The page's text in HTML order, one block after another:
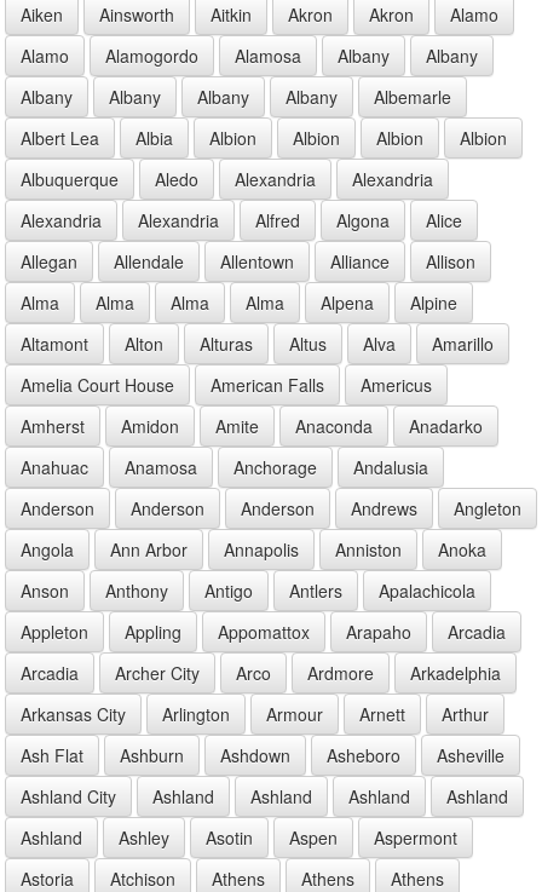
Aiken
Ainsworth Aitkin Akron Akron
Alamo
Alamo
Alamogordo Alamosa Albany
Albany
Albany
Albany Albany Albany
Albemarle
Albert Lea
Albia Albion Albion Albion
Albion
Albuquerque
Aledo Alexandria
Alexandria
Alexandria
Alexandria Alfred Algona
Alice
Allegan
Allendale Allentown Alliance
Allison
Alma
Alma Alma Alma Alpena
Alpine
Altamont
Alton Alturas Altus Alva
Amarillo
Amelia Court House
American Falls
Americus
Amherst
Amidon Amite Anaconda
Anadarko
Anahuac
Anamosa Anchorage
Andalusia
Anderson
Anderson Anderson Andrews
Angleton
Angola
Ann Arbor Annapolis Anniston
Anoka
Anson
Anthony Antigo Antlers
Apalachicola
Appleton
Appling Appomattox Arapaho
Arcadia
Arcadia
Archer City Arco Ardmore
Arkadelphia
Arkansas City
Arlington Armour Arnett
Arthur
Ash Flat
Ashburn Ashdown Asheboro
Asheville
Ashland City
Ashland Ashland Ashland
Ashland
Ashland
Ashley Asotin Aspen
Aspermont
Astoria
Atchison Athens Athens
Athens